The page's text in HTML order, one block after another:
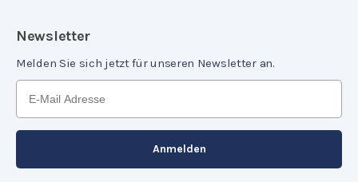
Newsletter
Melden Sie sich jetzt für unseren Newsletter an.